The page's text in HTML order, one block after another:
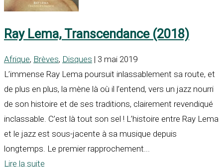
Ray Lema, Transcendance (2018)
Afrique, Brèves, Disques | 3 mai 2019
L’immense Ray Lema poursuit inlassablement sa route, et
de plus en plus, la mène là où il l’entend, vers un jazz nourri
de son histoire et de ses traditions, clairement revendiqué
inclassable. C’est là tout son sel ! L’histoire entre Ray Lema
et le jazz est sous-jacente à sa musique depuis
longtemps. Le premier rapprochement...
Lire la suite